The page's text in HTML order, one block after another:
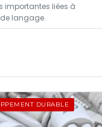
importantes liées à
langage.
DURABLE